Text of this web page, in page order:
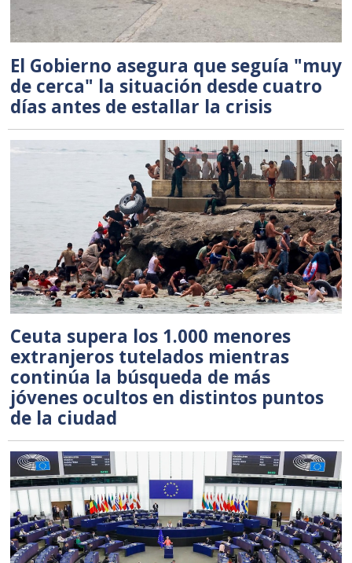
El Gobierno asegura que seguía "muy
de cerca" la situación desde cuatro
días antes de estallar la crisis
Ceuta supera los 1.000 menores
extranjeros tutelados mientras
continúa la búsqueda de más
jóvenes ocultos en distintos puntos
de la ciudad